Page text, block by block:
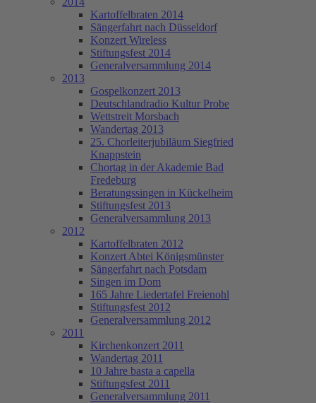
Kartoffelbraten 2014
Sängerfahrt nach Düsseldorf
Konzert Wireless
Stiftungsfest 2014
Generalversammlung 2014
2013
Gospelkonzert 2013
Deutschlandradio Kultur Probe
Wettstreit Morsbach
Wandertag 2013
25. Chorleiterjubiläum Siegfried
Knappstein
Chortag in der Akademie Bad
Fredeburg
Beratungssingen in Kückelheim
Stiftungsfest 2013
Generalversammlung 2013
2012
Kartoffelbraten 2012
Konzert Abtei Königsmünster
Sängerfahrt nach Potsdam
Singen im Dom
165 Jahre Liedertafel Freienohl
Stiftungsfest 2012
Generalversammlung 2012
2011
Kirchenkonzert 2011
Wandertag 2011
10 Jahre basta a capella
Stiftungsfest 2011
Generalversammlung 2011